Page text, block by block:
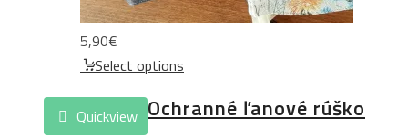
5,90€
Select options
Quickview Ochranné ľanové rúško